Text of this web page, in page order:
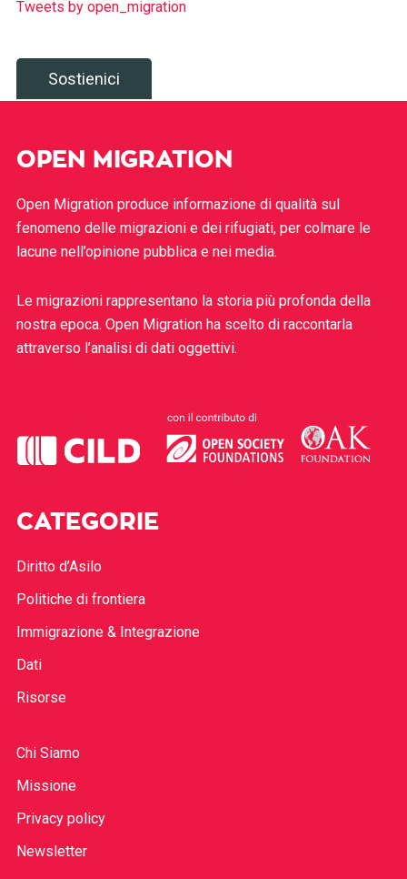
Tweets by open_migration
Sostienici
OPEN MIGRATION
Open Migration produce informazione di qualità sul
fenomeno delle migrazioni e dei rifugiati, per colmare le
lacune nell’opinione pubblica e nei media.
Le migrazioni rappresentano la storia più profonda della
nostra epoca. Open Migration ha scelto di raccontarla
attraverso l’analisi di dati oggettivi.
CATEGORIE
Diritto d’Asilo
Politiche di frontiera
Immigrazione & Integrazione
Dati
Risorse
Chi Siamo
Missione
Privacy policy
Newsletter